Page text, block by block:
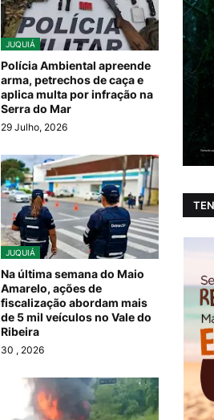
JUQUIÁ
Polícia Ambiental apreende
arma, petrechos de caça e
aplica multa por infração na
Serra do Mar
29 Julho, 2026
JUQUIÁ
Na última semana do Maio
Amarelo, ações de
fiscalização abordam mais
de 5 mil veículos no Vale do
Ribeira
30 , 2026